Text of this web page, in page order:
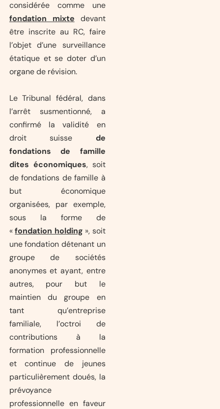
considérée comme une
fondation mixte devant
être inscrite au RC, faire
l’objet d’une surveillance
étatique et se doter d’un
organe de révision.
Le Tribunal fédéral, dans
l’arrêt susmentionné, a
confirmé la validité en
droit suisse de
fondations de famille
dites économiques, soit
de fondations de famille à
but économique
organisées, par exemple,
sous la forme de
«fondation holding », soit
une fondation détenant un
groupe de sociétés
anonymes et ayant, entre
autres, pour but le
maintien du groupe en
tant qu’entreprise
familiale, l’octroi de
contributions à la
formation professionnelle
et continue de jeunes
particulièrement doués, la
prévoyance
professionnelle en faveur